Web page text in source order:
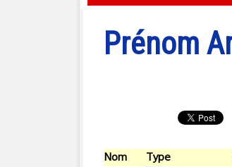
Prénom
Nom Type